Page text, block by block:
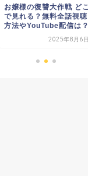
一番愛され令嬢のシナリ
オお嬢様は美しく最強 ネ
タバレあらすじ！最終回
結末と感想も！